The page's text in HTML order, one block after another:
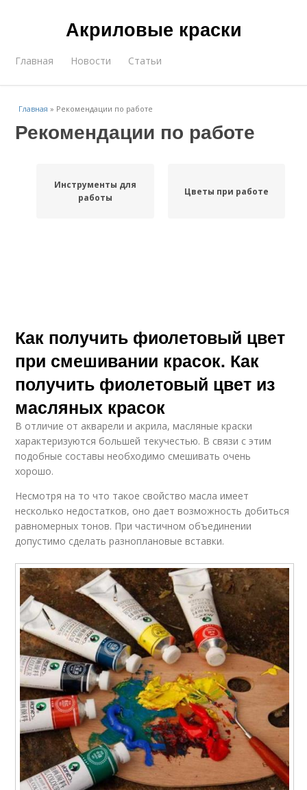
Акриловые краски
Главная Новости Статьи
Главная » Рекомендации по работе
Рекомендации по работе
Инструменты для
работы
Цветы при работе
Как получить фиолетовый цвет
при смешивании красок. Как
получить фиолетовый цвет из
масляных красок
В отличие от акварели и акрила, масляные краски
характеризуются большей текучестью. В связи с этим
подобные составы необходимо смешивать очень
хорошо.
Несмотря на то что такое свойство масла имеет
несколько недостатков, оно дает возможность добиться
равномерных тонов. При частичном объединении
допустимо сделать разноплановые вставки.